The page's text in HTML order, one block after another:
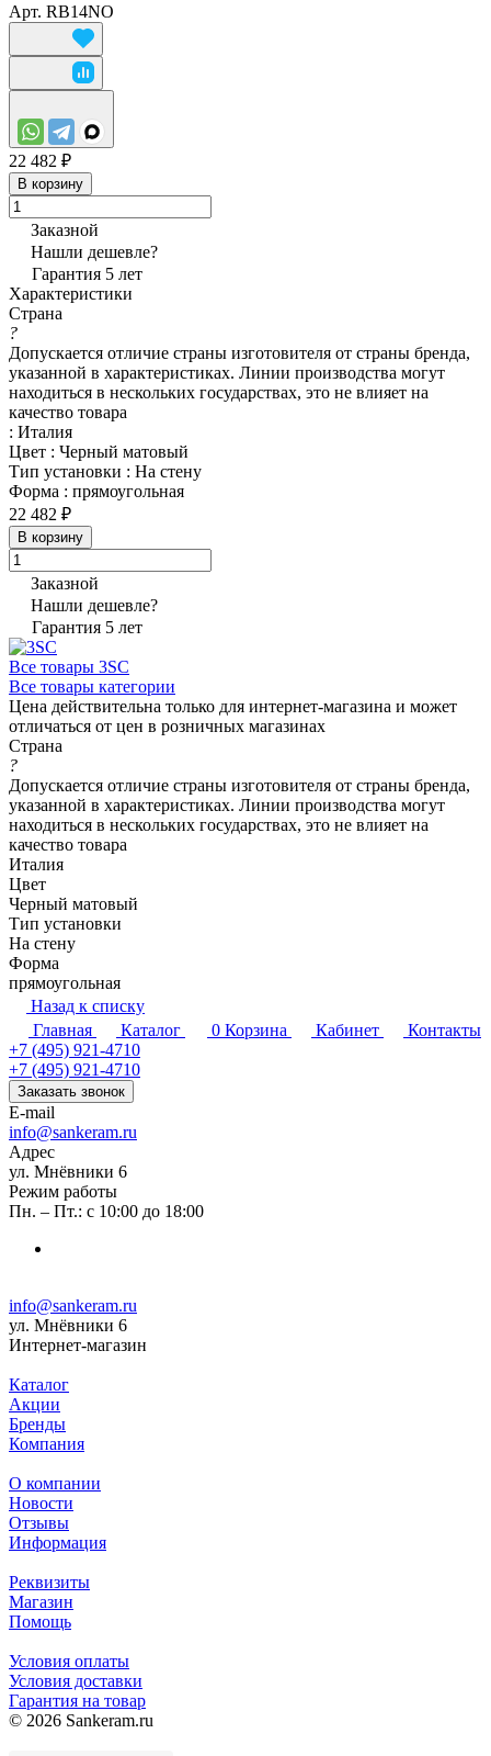
Арт. RB14NO
22 482 ₽
В корзину
Заказной
Нашли дешевле?
Гарантия 5 лет
Характеристики
Страна
?
Допускается отличие страны изготовителя от страны бренда,
указанной в характеристиках. Линии производства могут
находиться в нескольких государствах, это не влияет на
качество товара
: Италия
Цвет : Черный матовый
Тип установки : На стену
Форма : прямоугольная
22 482 ₽
В корзину
Заказной
Нашли дешевле?
Гарантия 5 лет
Все товары 3SC
Все товары категории
Цена действительна только для интернет-магазина и может
отличаться от цен в розничных магазинах
Страна
?
Допускается отличие страны изготовителя от страны бренда,
указанной в характеристиках. Линии производства могут
находиться в нескольких государствах, это не влияет на
качество товара
Италия
Цвет
Черный матовый
Тип установки
На стену
Форма
прямоугольная
Назад к списку
Главная
Каталог 0 Корзина Кабинет
Контакты
+7 (495) 921-4710
+7 (495) 921-4710
Заказать звонок
E-mail
info@sankeram.ru
Адрес
ул. Мнёвники 6
Режим работы
Пн. – Пт.: с 10:00 до 18:00
info@sankeram.ru
ул. Мнёвники 6
Интернет-магазин
Каталог
Акции
Бренды
Компания
О компании
Новости
Отзывы
Информация
Реквизиты
Магазин
Помощь
Условия оплаты
Условия доставки
Гарантия на товар
© 2026 Sankeram.ru